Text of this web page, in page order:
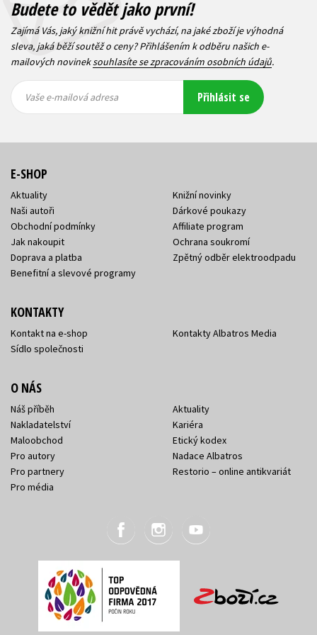
Budete to vědět jako první!
Zajímá Vás, jaký knižní hit právě vychází, na jaké zboží je výhodná
sleva, jaká běží soutěž o ceny? Přihlášením k odběru našich e-
mailových novineksouhlasíte se zpracováním osobních údajů.
mailová
mailová
Vaše e-mailová adresa Přihlásit se
E-SHOP
Aktuality
Naši autoři
Obchodní podmínky
Jak nakoupit
Doprava a platba
Benefitní a slevové programy
Knižní novinky
Dárkové poukazy
Affiliate program
Ochrana soukromí
Zpětný odběr elektroodpadu
KONTAKTY
Kontakt na e-shop
Sídlo společnosti
Kontakty Albatros Media
O NÁS
Náš příběh
Nakladatelství
Maloobchod
Pro autory
Pro partnery
Pro média
Aktuality
Kariéra
Etický kodex
Nadace Albatros
Restorio – online antikvariát